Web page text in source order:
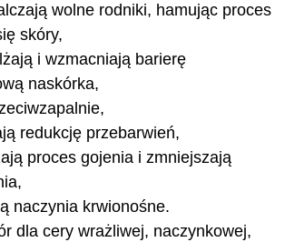
wolne rodniki, hamując proces
skóry,
i wzmacniają barierę
naskórka,
redukcję przebarwień,
proces gojenia i zmniejszają
naczynia krwionośne.
dla cery wrażliwej, naczynkowej,